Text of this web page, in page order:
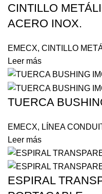
CINTILLO
ACERO INOX.
EMECX, CINTILLO
Leer más
TUERCA
EMECX, LÍNEA
Leer más
ESPIRAL